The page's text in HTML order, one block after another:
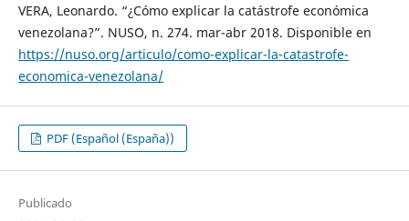
VERA, Leonardo. “¿Cómo explicar la catástrofe económica
venezolana?”. NUSO, n. 274. mar-abr 2018. Disponible en
https://nuso.org/articulo/como-explicar-la-catastrofe-
economica-venezolana/
PDF (Español (España))
Publicado